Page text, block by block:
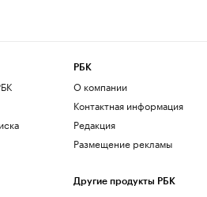
РБК
О компании
Контактная информация
Редакция
Размещение рекламы
Другие продукты РБК